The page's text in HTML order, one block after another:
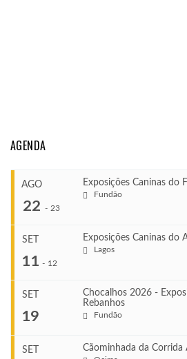
AGENDA
AGO
22 - 23
Exposições Caninas do
Fundão
Ago 22, 2026
Ago 23, 2026
SET
11 - 12
Exposições Caninas do
Lagos
SET
19
Chocalhos 2026 -
Rebanhos
Fundão
SET Cãominhada da Corrida